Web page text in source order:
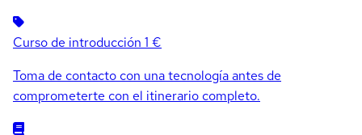
Curso de introducción 1 €
Toma de contacto con una tecnología antes de
comprometerte con el itinerario completo.